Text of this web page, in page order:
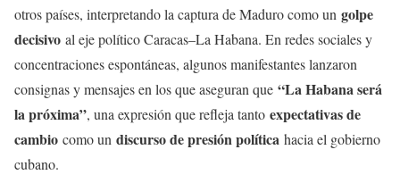
otros países, interpretando la captura de Maduro como un golpe
decisivo al eje político Caracas–La Habana. En redes sociales y
concentraciones espontáneas, algunos manifestantes lanzaron
consignas y mensajes en los que aseguran que “La Habana será
la próxima”, una expresión que refleja tanto expectativas de
cambio como un discurso de presión política hacia el gobierno
cubano.